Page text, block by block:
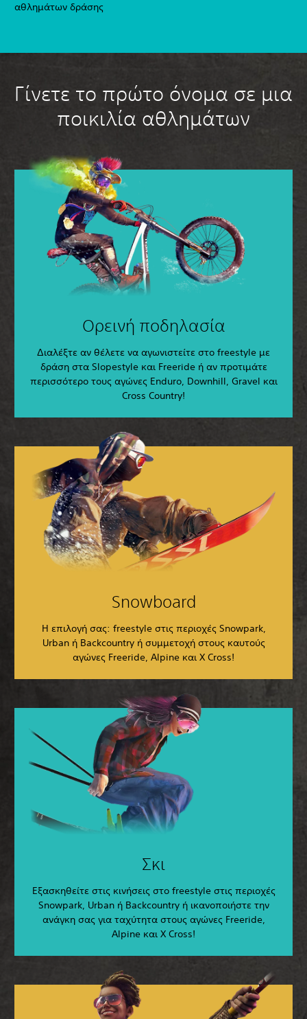
αθλημάτων δράσης
Γίνετε το πρώτο όνομα σε μια
ποικιλία αθλημάτων
Ορεινή ποδηλασία
Διαλέξτε αν θέλετε να αγωνιστείτε στο freestyle με
δράση στα Slopestyle και Freeride ή αν προτιμάτε
περισσότερο τους αγώνες Enduro, Downhill, Gravel και
Cross Country!
Snowboard
Η επιλογή σας: freestyle στις περιοχές Snowpark,
Urban ή Backcountry ή συμμετοχή στους καυτούς
αγώνες Freeride, Alpine και X Cross!
Σκι
Εξασκηθείτε στις κινήσεις στο freestyle στις περιοχές
Snowpark, Urban ή Backcountry ή ικανοποιήστε την
ανάγκη σας για ταχύτητα στους αγώνες Freeride,
Alpine και X Cross!